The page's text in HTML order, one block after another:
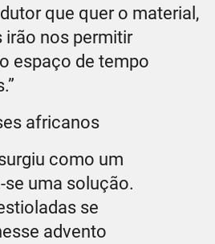
que quer o material,
irão nos permitir
espaço de tempo
africanos
como um
uma solução.
se
advento